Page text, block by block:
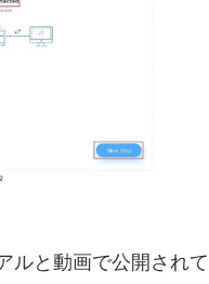
ルと動画で公開されて